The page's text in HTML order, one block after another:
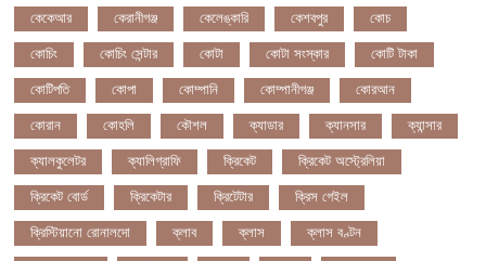
কেকেআর কেরানীগঞ্জ কেলেঙ্কারি কেশবপুর কোচ
কোচিং কোচিং সেন্টার কোটা কোটা সংস্কার কোটি টাকা
কোটিপতি কোপা কোম্পানি কোম্পানীগঞ্জ কোরআন
কোরান কোহলি কৌশল ক্যাডার ক্যানসার ক্যান্সার
ক্যালকুলেটর ক্যালিগ্রাফি ক্রিকেট ক্রিকেট অস্ট্রেলিয়া
ক্রিকেট বোর্ড ক্রিকেটার ক্রিটেটার ক্রিস গেইল
ক্রিস্টিয়ানো রোনালদো ক্লাব ক্লাস ক্লাস বণ্টন